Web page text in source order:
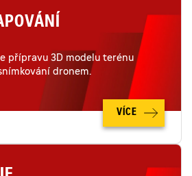
přípravu 3D modelu terénu
dronem.
VÍCE